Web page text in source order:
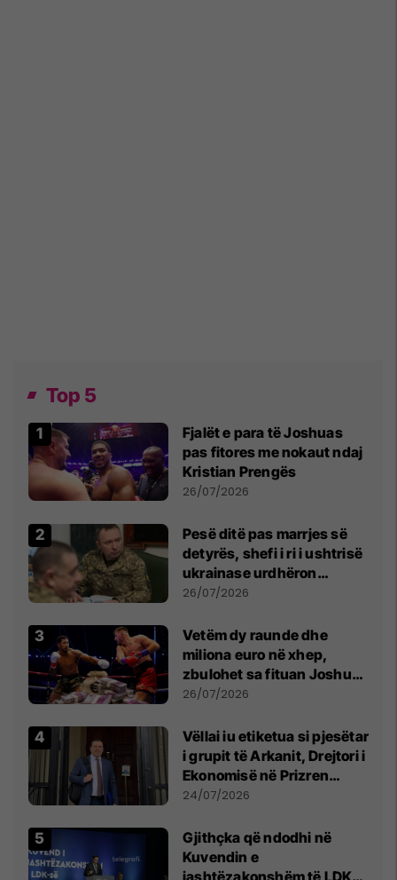
Top 5
Fjalët e para të Joshuas
pas fitores me nokaut ndaj
Kristian Prengës
26/07/2026
Pesë ditë pas marrjes së
detyrës, shefi i ri i ushtrisë
ukrainase urdhëron
kontroll të madh
26/07/2026
Vetëm dy raunde dhe
miliona euro në xhep,
zbulohet sa fituan Joshua
e Prenga
26/07/2026
Vëllai iu etiketua si pjesëtar
i grupit të Arkanit, Drejtori i
Ekonomisë në Prizren
mohon pretendimet
24/07/2026
Gjithçka që ndodhi në
Kuvendin e
jashtëzakonshëm të LDK-